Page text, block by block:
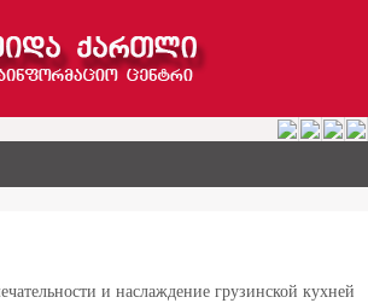
и наслаждение грузинской кухней